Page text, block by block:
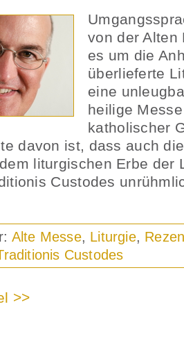
von der Alten
es um die
überlieferte
eine
heilige
katholischer
davon ist, dass auch
liturgischen Erbe der
Custodes
Alte Messe, Liturgie,
Custodes
>>